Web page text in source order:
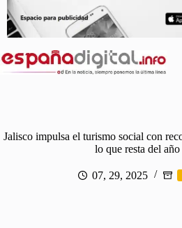
contenido
Jalisco impulsa el turismo social con
lo que resta del año
07, 29, 2025